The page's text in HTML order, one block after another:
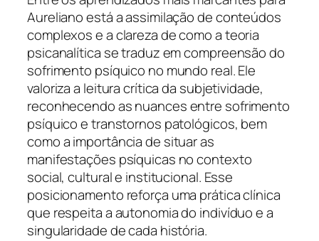
Aureliano está a assimilação de conteúdos
complexos e a clareza de como a teoria
psicanalítica se traduz em compreensão do
sofrimento psíquico no mundo real. Ele
valoriza a leitura crítica da subjetividade,
reconhecendo as nuances entre sofrimento
psíquico e transtornos patológicos, bem
como a importância de situar as
manifestações psíquicas no contexto
social, cultural e institucional. Esse
posicionamento reforça uma prática clínica
que respeita a autonomia do indivíduo e a
singularidade de cada história.